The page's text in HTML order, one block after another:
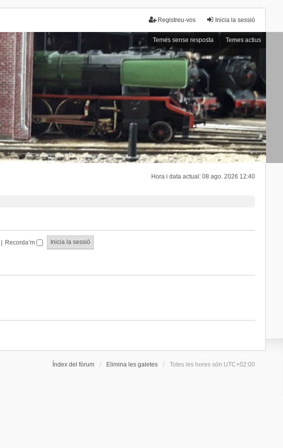
Inicia la sessió
Registreu-vos
Temes sense resposta Temes actius
Hora i data actual: 08 ago. 2026 12:40
Recorda’m
Índex del fòrum Elimina les galetes Totes les hores són UTC+02:00